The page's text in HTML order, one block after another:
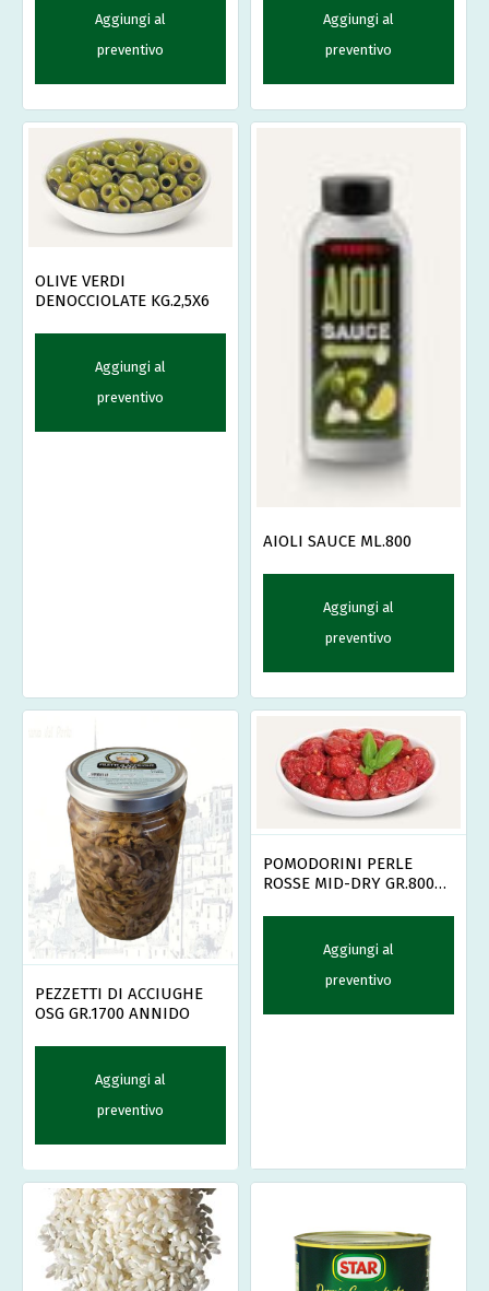
Aggiungi al
preventivo
Aggiungi al
preventivo
OLIVE VERDI
DENOCCIOLATE KG.2,5X6
Aggiungi al
preventivo
AIOLI SAUCE ML.800
Aggiungi al
preventivo
PEZZETTI DI ACCIUGHE
OSG GR.1700 ANNIDO
Aggiungi al
preventivo
POMODORINI PERLE
ROSSE MID-DRY GR.800X6
Aggiungi al
preventivo